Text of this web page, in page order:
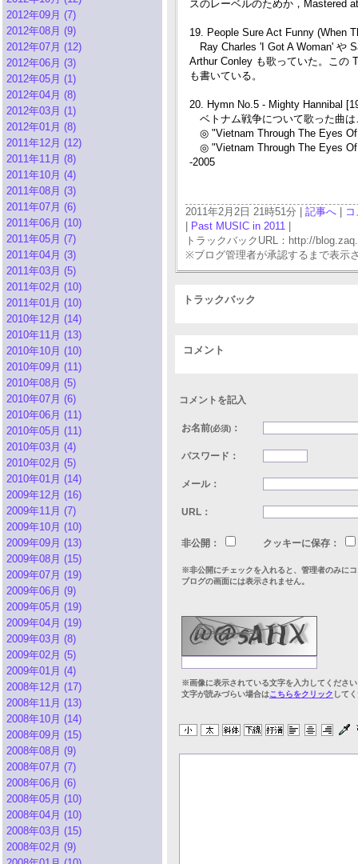
2012年09月 (7)
2012年08月 (9)
2012年07月 (12)
2012年06月 (3)
2012年05月 (1)
2012年04月 (8)
2012年03月 (1)
2012年01月 (8)
2011年12月 (12)
2011年11月 (8)
2011年10月 (4)
2011年08月 (3)
2011年07月 (6)
2011年06月 (10)
2011年05月 (7)
2011年04月 (3)
2011年03月 (5)
2011年02月 (10)
2011年01月 (10)
2010年12月 (14)
2010年11月 (13)
2010年10月 (10)
2010年09月 (11)
2010年08月 (5)
2010年07月 (6)
2010年06月 (11)
2010年05月 (11)
2010年03月 (4)
2010年02月 (5)
2010年01月 (14)
2009年12月 (16)
2009年11月 (7)
2009年10月 (10)
2009年09月 (13)
2009年08月 (15)
2009年07月 (19)
2009年06月 (9)
2009年05月 (19)
2009年04月 (19)
2009年03月 (8)
2009年02月 (5)
2009年01月 (4)
2008年12月 (17)
2008年11月 (13)
2008年10月 (14)
2008年09月 (15)
2008年08月 (9)
2008年07月 (7)
2008年06月 (6)
2008年05月 (10)
2008年04月 (10)
2008年03月 (15)
2008年02月 (9)
スのレーベルのためか，Mastered
19. People Sure Act Funny (When
Ray Charles 'I Got A Woman' や
Arthur Conley も歌っていた。この
も書いている。
20. Hymn No.5 - Mighty Hannibal
ベトナム戦争について歌った曲
◎ "Vietnam Through The Eyes
◎ "Vietnam Through The Eyes
-2005
2011年2月2日 21時51分 | 記事へ
Past MUSIC in 2011
トラックバックURL：http://
※ブログ管理者が承認するまで表示
トラックバック
コメント
コメントを記入
お名前(必須) ：
パスワード：
メール：
URL：
非公開： クッキーに保存：
※非公開にチェックを入れると、管理者のみに
ブログの画面には表示されません。
※画像に表示されている文字を入力してくださ
文字が読みづらい場合はこちらをクリック して